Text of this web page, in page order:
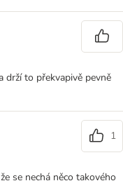
drží to překvapivě pevně
1
se nechá něco takového